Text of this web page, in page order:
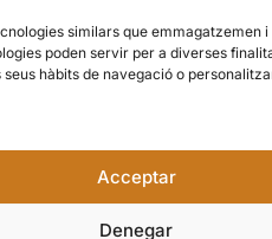
similars que emmagatzemen
poden servir per a diverses
hàbits de navegació o
Acceptar
Denegar